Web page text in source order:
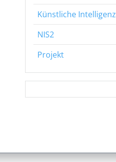
Künstliche Intelligenz
NIS2
Projekt